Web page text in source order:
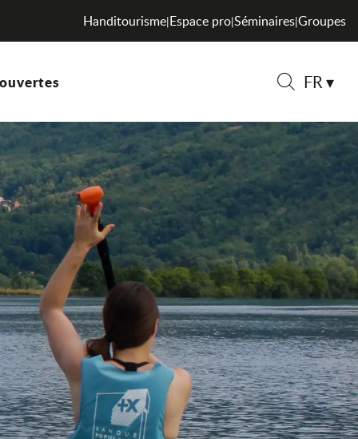
FR
Handitourisme|Espace pro|Séminaires|Groupes